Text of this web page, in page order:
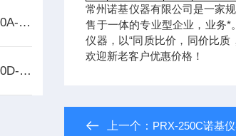
【常州诺基】MRC-250A-LED冷光源人工气候箱厂家*
【常州诺基】MRC-450D-LED冷光源人工气候箱*
常州诺基仪器有限公司是一家
售于一体的专业型企业，业务
仪器，以“同质比价，同价比
欢迎新老客户优惠价格！
上一个： PRX-250C诺基仪器生产的人